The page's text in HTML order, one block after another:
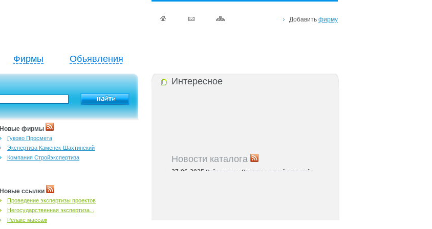
Фирмы Объявления
Добавить фирму
Новые фирмы
Гуково Просмета
Экспертиза Каменск-Шахтинский
Компания Стройэкспертиза
Новые ссылки
Проведение экспертизы проектов
Негосударственная экспертиза...
Релакс массаж
Интересное
Новости каталога
27-06-2025 Рейтинг улиц Ростова с самой развитой